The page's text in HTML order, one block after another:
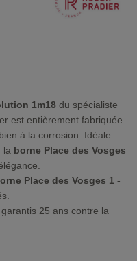
1m18 du spécialiste
est entièrement fabriquée
à la corrosion. Idéale
la borne Place des Vosges
Place des Vosges 1 -
25 ans contre la